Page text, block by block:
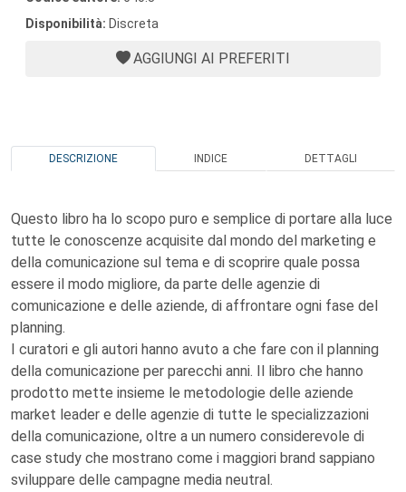
Disponibilità: Discreta
AGGIUNGI AI PREFERITI
DESCRIZIONE INDICE DETTAGLI
Questo libro ha lo scopo puro e semplice di portare alla luce
tutte le conoscenze acquisite dal mondo del marketing e
della comunicazione sul tema e di scoprire quale possa
essere il modo migliore, da parte delle agenzie di
comunicazione e delle aziende, di affrontare ogni fase del
planning.
I curatori e gli autori hanno avuto a che fare con il planning
della comunicazione per parecchi anni. Il libro che hanno
prodotto mette insieme le metodologie delle aziende
market leader e delle agenzie di tutte le specializzazioni
della comunicazione, oltre a un numero considerevole di
case study che mostrano come i maggiori brand sappiano
sviluppare delle campagne media neutral.